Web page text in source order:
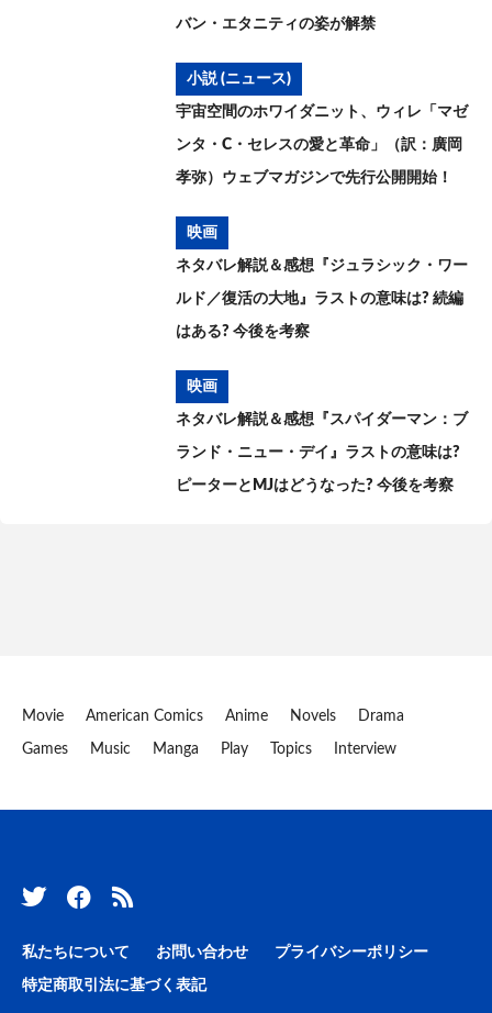
バン・エタニティの姿が解禁
小説 (ニュース)
宇宙空間のホワイダニット、ウィレ「マゼ
ンタ・C・セレスの愛と革命」（訳：廣岡
孝弥）ウェブマガジンで先行公開開始！
映画
ネタバレ解説＆感想『ジュラシック・ワー
ルド／復活の大地』ラストの意味は? 続編
はある? 今後を考察
映画
ネタバレ解説＆感想『スパイダーマン：ブ
ランド・ニュー・デイ』ラストの意味は?
ピーターとMJはどうなった? 今後を考察
Movie American Comics Anime Novels Drama
Games Music Manga Play Topics Interview
私たちについて お問い合わせ プライバシーポリシー
特定商取引法に基づく表記